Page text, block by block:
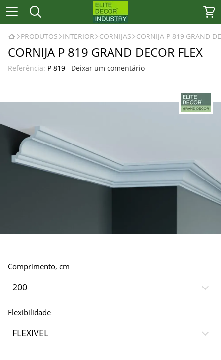
PRODUTOS INTERIOR CORNIJAS CORNIJA P 819 GRAND
CORNIJA P 819 GRAND DECOR FLEX
Referência: P 819 Deixar um comentário
Comprimento, сm
200
Flexibilidade
FLEXIVEL